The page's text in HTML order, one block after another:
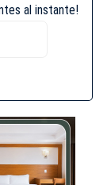
al instante!